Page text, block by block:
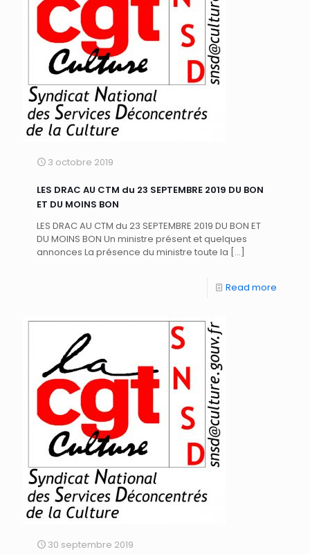
3 octobre 2019
LES DRAC AU CTM du 23 SEPTEMBRE 2019 DU BON
ET DU MOINS BON
LES DRAC AU CTM du 23 SEPTEMBRE 2019 DU BON ET
DU MOINS BON Un ministre présent et quelques
annonces La présence du ministre toute la […]
Read more
30 septembre 2019